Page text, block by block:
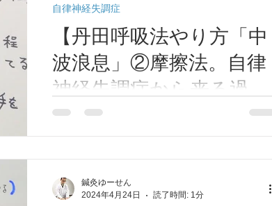
【丹田呼吸法やり方「中
波浪息」②摩擦法。自律
神経失調症から来る過呼
吸(過換気症候群)を整え
る】大阪府/東大阪市/八
内山本/高安/恩智/東洋医
丹田呼吸法やり方「中波浪息」②摩擦法 自
律神経失調症から来る過呼吸(過換気症候群)
創って「腹の人」になる|鈴木光弥)
自律神経失調症
鍼灸ゆーせん
2024年4月24日
読了時間: 1分